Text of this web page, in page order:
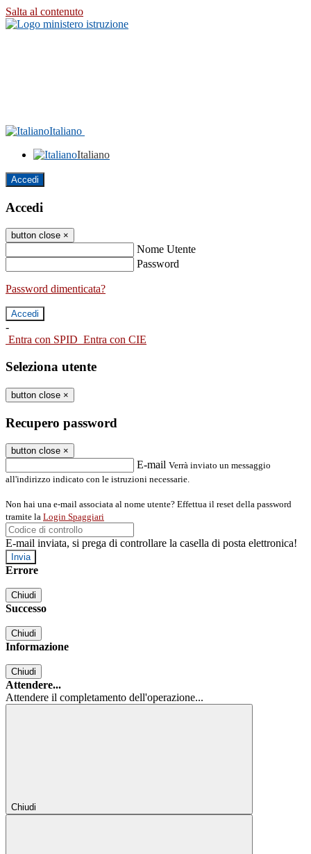
Salta al contenuto
Italiano
Italiano
Accedi
Accedi
button close ×
Nome Utente
Password
Password dimenticata?
-
Entra con SPID Entra con CIE
Seleziona utente
button close ×
Recupero password
button close ×
E-mail Verrà inviato un messaggio
all'indirizzo indicato con le istruzioni necessarie.
Non hai una e-mail associata al nome utente? Effettua il reset della password
tramite la Login Spaggiari
E-mail inviata, si prega di controllare la casella di posta elettronica!
Errore
Chiudi
Successo
Chiudi
Informazione
Chiudi
Attendere...
Attendere il completamento dell'operazione...
Chiudi